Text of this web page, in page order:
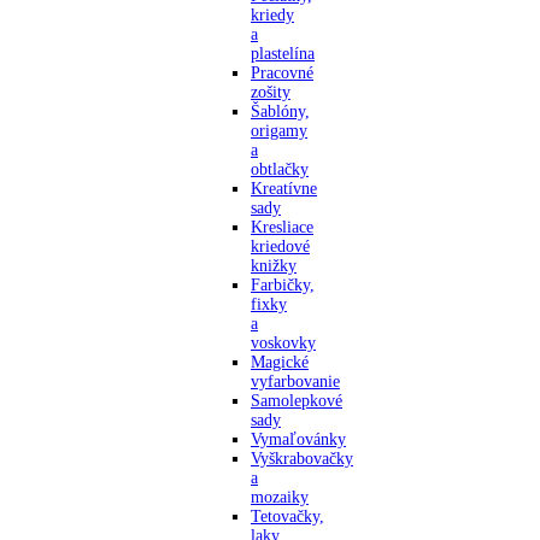
kriedy
a
plastelína
Pracovné
zošity
Šablóny,
origamy
a
obtlačky
Kreatívne
sady
Kresliace
kriedové
knižky
Farbičky,
fixky
a
voskovky
Magické
vyfarbovanie
Samolepkové
sady
Vymaľovánky
Vyškrabovačky
a
mozaiky
Tetovačky,
laky